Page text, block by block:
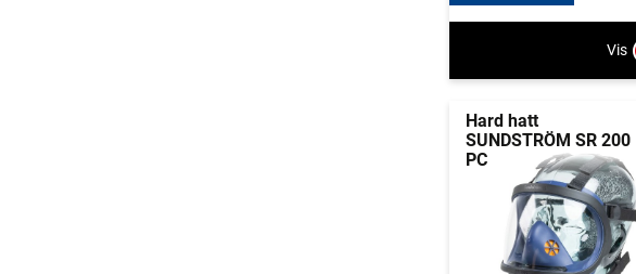
Vis
Hard hatt
SUNDSTRÖM SR 200
PC